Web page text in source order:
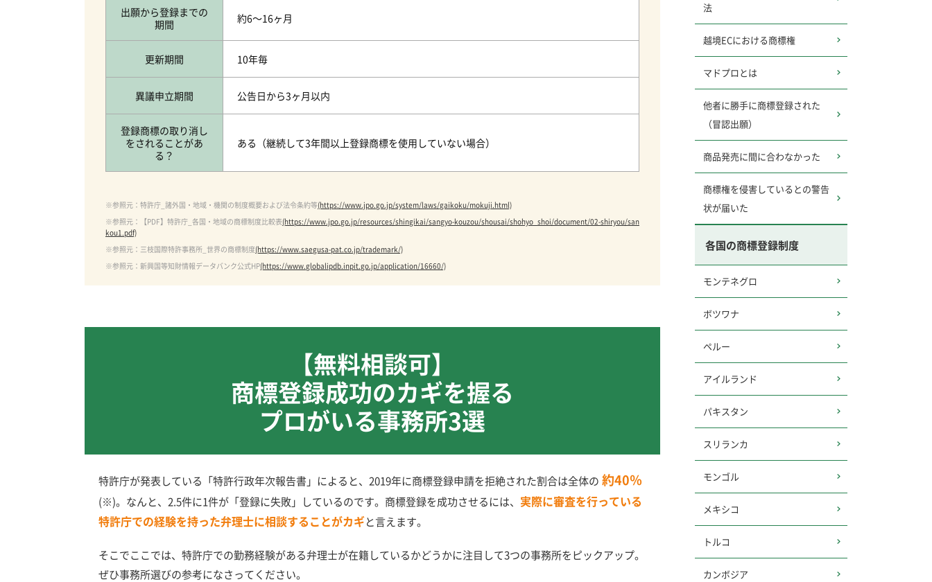
出願から登録までの
期間
約6～16ヶ月
更新期間 10年毎
異議申立期間 公告日から3ヶ月以内
登録商標の取り消し
をされることがあ
る？
ある（継続して3年間以上登録商標を使用していない場合）
※参照元：特許庁_諸外国・地域・機関の制度概要および法令条約等(https://www.jpo.go.jp/system/laws/gaikoku/mokuji.html)
※参照元：【PDF】特許庁_各国・地域の商標制度比較表(https://www.jpo.go.jp/resources/shingikai/sangyo-kouzou/shousai/shohyo_shoi/document/02-shiryou/san
kou1.pdf)
※参照元：三枝国際特許事務所_世界の商標制度(https://www.saegusa-pat.co.jp/trademark/)
※参照元：新興国等知財情報データバンク公式HP(https://www.globalipdb.inpit.go.jp/application/16660/)
【無料相談可】
商標登録成功のカギを握る
プロがいる事務所3選
特許庁が発表している「特許行政年次報告書」によると、2019年に商標登録申請を拒絶された割合は全体の 約40％
(※)。なんと、2.5件に1件が「登録に失敗」しているのです。商標登録を成功させるには、 実際に審査を行っている
特許庁での経験を持った弁理士に相談することがカギと言えます。
そこでここでは、特許庁での勤務経験がある弁理士が在籍しているかどうかに注目して3つの事務所をピックアップ。
ぜひ事務所選びの参考になさってください。
法
越境ECにおける商標権
マドプロとは
他者に勝手に商標登録された
（冒認出願）
商品発売に間に合わなかった
商標権を侵害しているとの警告
状が届いた
各国の商標登録制度
モンテネグロ
ボツワナ
ペルー
アイルランド
パキスタン
スリランカ
モンゴル
メキシコ
トルコ
カンボジア